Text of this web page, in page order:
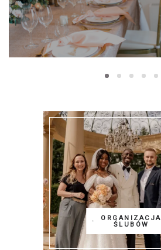
ORGANIZACJA
ŚLUBÓW